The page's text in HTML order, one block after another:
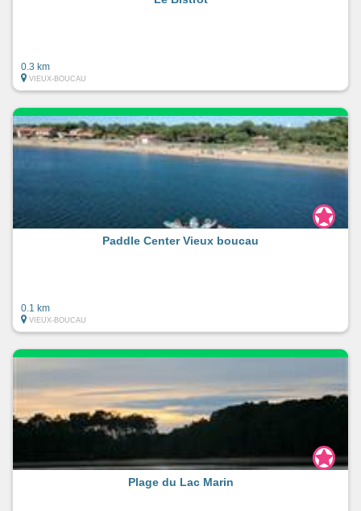
0.3 km
VIEUX-BOUCAU
Paddle Center Vieux boucau
0.1 km
VIEUX-BOUCAU
Plage du Lac Marin